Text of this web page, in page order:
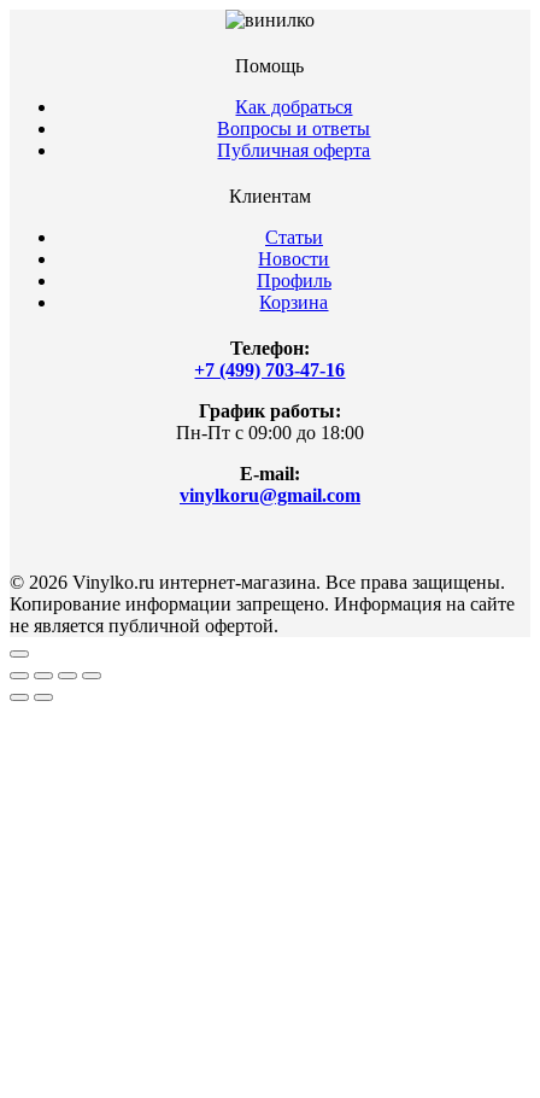
Помощь
Как добраться
Вопросы и ответы
Публичная оферта
Клиентам
Статьи
Новости
Профиль
Корзина
Телефон:
+7 (499) 703-47-16
График работы:
Пн-Пт с 09:00 до 18:00
E-mail:
vinylkoru@gmail.com
© 2026 Vinylko.ru интернет-магазина. Все права защищены.
Копирование информации запрещено. Информация на сайте
не является публичной офертой.